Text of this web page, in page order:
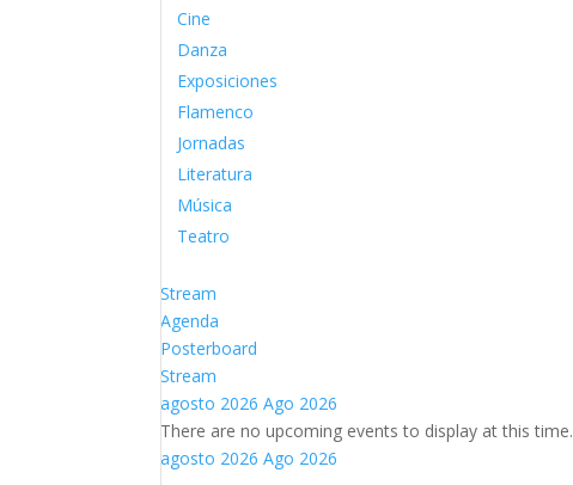
Cine
Danza
Exposiciones
Flamenco
Jornadas
Literatura
Música
Teatro
Stream
Agenda
Posterboard
Stream
agosto 2026 Ago 2026
There are no upcoming events to display at this time.
agosto 2026 Ago 2026